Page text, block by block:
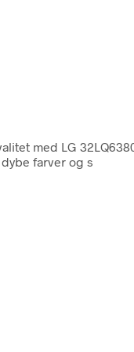
med LG
farver og s